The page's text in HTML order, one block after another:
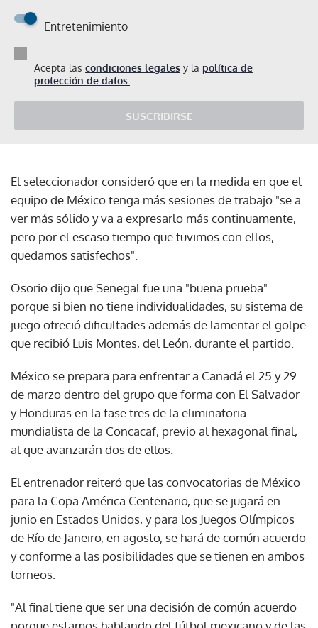
Entretenimiento
Acepta las condiciones legales y la política de
protección de datos.
SUSCRIBIRSE
El seleccionador consideró que en la medida en que el
equipo de México tenga más sesiones de trabajo "se a
ver más sólido y va a expresarlo más continuamente,
pero por el escaso tiempo que tuvimos con ellos,
quedamos satisfechos".
Osorio dijo que Senegal fue una "buena prueba"
porque si bien no tiene individualidades, su sistema de
juego ofreció dificultades además de lamentar el golpe
que recibió Luis Montes, del León, durante el partido.
México se prepara para enfrentar a Canadá el 25 y 29
de marzo dentro del grupo que forma con El Salvador
y Honduras en la fase tres de la eliminatoria
mundialista de la Concacaf, previo al hexagonal final,
al que avanzarán dos de ellos.
El entrenador reiteró que las convocatorias de México
para la Copa América Centenario, que se jugará en
junio en Estados Unidos, y para los Juegos Olímpicos
de Río de Janeiro, en agosto, se hará de común acuerdo
y conforme a las posibilidades que se tienen en ambos
torneos.
"Al final tiene que ser una decisión de común acuerdo